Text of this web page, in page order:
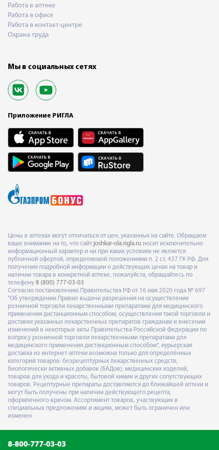
Работа в аптеке
Работа в офисе
Работа в контакт-центре
Охрана труда
Мы в социальных сетях
Приложение РИГЛА
Цены в аптеках могут отличаться от цен, указанных на сайте. Обращаем
ваше внимание на то, что сайт joshkar-ola.rigla.ru носит исключительно
информационный характер и ни при каких условиях не является
публичной офертой, определяемой положениями п. 2 ст. 437 ГК РФ. Для
получения подробной информации о действующих ценах на товар и
наличии товара в конкретной аптеке, пожалуйста, обращайтесь по
телефону 8 (800) 777-03-03
Согласно постановлению Правительства РФ от 16 мая 2020 года № 697
"Об утверждении Правил выдачи разрешения на осуществление
розничной торговли лекарственными препаратами для медицинского
применения дистанционным способом, осуществления такой торговли и
доставки указанных лекарственных препаратов гражданам и внесении
изменений в некоторые акты Правительства Российской Федерации по
вопросу розничной торговли лекарственными препаратами для
медицинского применения дистанционным способом", курьерская
доставка из интернет-аптеки возможна только для определённых
категорий товаров: безрецептурных лекарственных средств,
биологически активных добавок (БАДов), медицинских изделий,
товаров для ухода и красоты, бытовой химии и других сопутствующих
товаров. Рецептурные препараты доставляются до ближайшей аптеки и
могут быть получены при наличии действующего рецепта,
оформленного врачом. Ассортимент товаров, участвующих в
специальных предложениях и акциях, может быть ограничен или
изменен
8-800-777-03-03